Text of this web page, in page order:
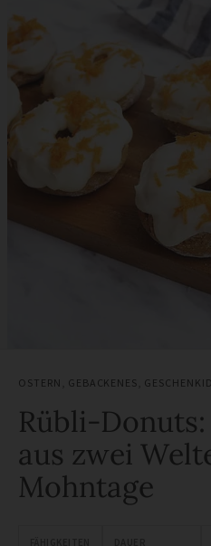
OSTERN GEBACKENES
Rübli-Donuts:
aus zwei
Mohntage